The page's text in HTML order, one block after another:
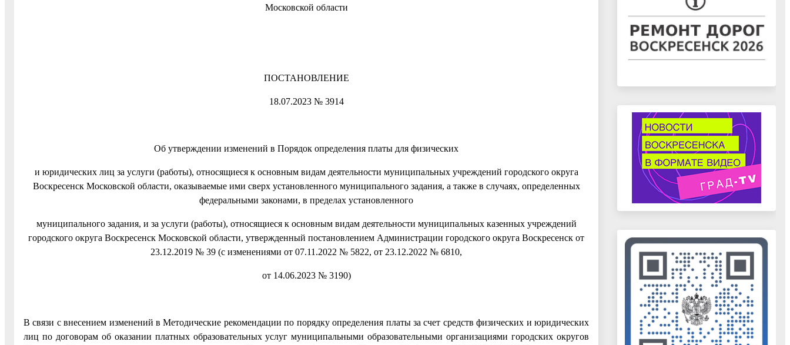
Московской области
ПОСТАНОВЛЕНИЕ
18.07.2023 № 3914
Об утверждении изменений в Порядок определения платы для физических
и юридических лиц за услуги (работы), относящиеся к основным видам деятельности муниципальных учреждений городского округа
Воскресенск Московской области, оказываемые ими сверх установленного муниципального задания, а также в случаях, определенных
федеральными законами, в пределах установленного
муниципального задания, и за услуги (работы), относящиеся к основным видам деятельности муниципальных казенных учреждений
городского округа Воскресенск Московской области, утвержденный постановлением Администрации городского округа Воскресенск от
23.12.2019 № 39 (с изменениями от 07.11.2022 № 5822, от 23.12.2022 № 6810,
от 14.06.2023 № 3190)
В связи с внесением изменений в Методические рекомендации по порядку определения платы за счет средств физических и юридических
лиц по договорам об оказании платных образовательных услуг муниципальными образовательными организациями городских округов